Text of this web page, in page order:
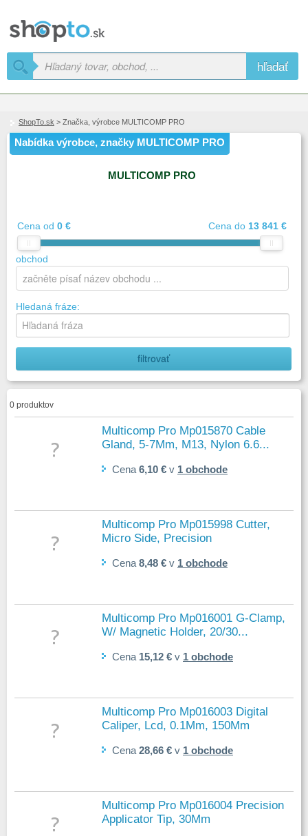
hľadať
ShopTo.sk > Značka, výrobce MULTICOMP PRO
Nabídka výrobce, značky MULTICOMP PRO
MULTICOMP PRO
Cena od 0 € Cena do 13 841 €
obchod
Hledaná fráze:
0 produktov
Multicomp Pro Mp015870 Cable
Gland, 5-7Mm, M13, Nylon 6.6...
Cena 6,10 € v 1 obchode
Multicomp Pro Mp015998 Cutter,
Micro Side, Precision
Cena 8,48 € v 1 obchode
Multicomp Pro Mp016001 G-Clamp,
W/ Magnetic Holder, 20/30...
Cena 15,12 € v 1 obchode
Multicomp Pro Mp016003 Digital
Caliper, Lcd, 0.1Mm, 150Mm
Cena 28,66 € v 1 obchode
Multicomp Pro Mp016004 Precision
Applicator Tip, 30Mm